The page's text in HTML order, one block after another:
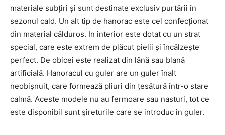
materiale subțiri și sunt destinate exclusiv purtării în
sezonul cald. Un alt tip de hanorac este cel confecționat
din material călduros. In interior este dotat cu un strat
special, care este extrem de plăcut pielii și încălzește
perfect. De obicei este realizat din lână sau blană
artificială. Hanoracul cu guler are un guler înalt
neobișnuit, care formează pliuri din țesătură într-o stare
calmă. Aceste modele nu au fermoare sau nasturi, tot ce
este disponibil sunt şireturile care se introduc in guler.